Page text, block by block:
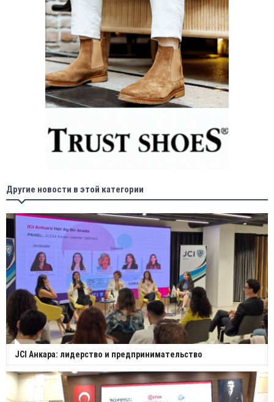
Другие новости в этой категории
JCI Анкара: лидерство и предпринимательство